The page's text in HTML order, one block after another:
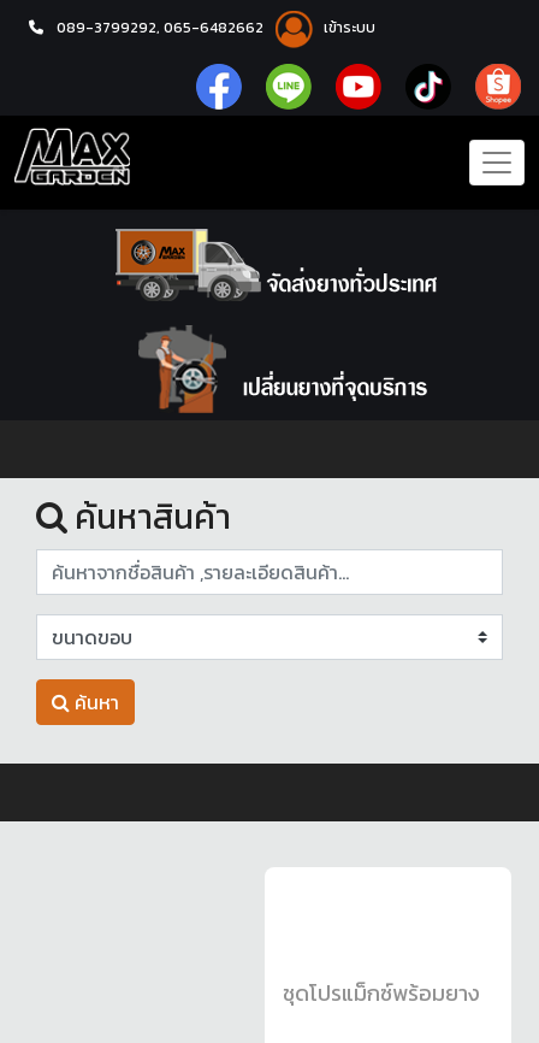
089-3799292, 065-6482662 เข้าระบบ
หน้าแรก
ค้นหาสินค้า
ค้นหา
ชุดโปรแม็กซ์พร้อมยาง